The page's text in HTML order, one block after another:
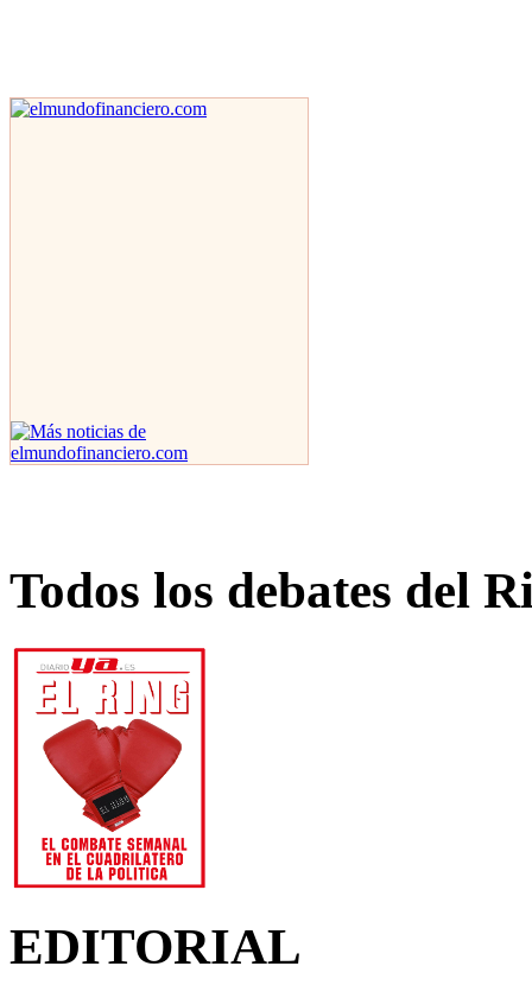
Todos los debates del
EDITORIAL